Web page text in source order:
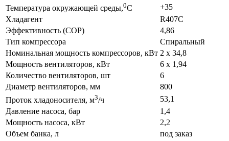
Температура окружающей среды,0C
+35
Хладагент
R407С
Эффективность (COP)
4,86
Тип компрессора
Спиральный
Номинальная мощность компрессоров, кВт 2 х 34,8
Мощность вентиляторов, кВт
6 х 1,94
Количество вентиляторов, шт
6
Диаметр вентиляторов, мм
800
Проток хладоносителя, м3/ч
53,1
Давление насоса, бар
1,4
Мощность насоса, кВт
2,2
Объем банка, л
под заказ